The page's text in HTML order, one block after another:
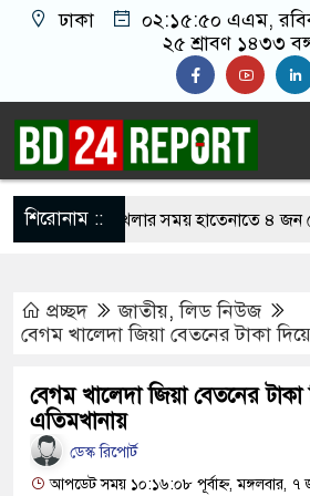
ঢাকা ০২:১৫:৫১ এএম,
২৫ শ্রাবণ ১৪৩৩
শিরোনাম ::
জুয়া খেলার সময় হাতেনাতে ৪ জন
অমায়িক ব্যবহার পান, জানালেন নারী
প্রচ্ছদ জাতীয়,লিড নিউজ
বেগম খালেদা জিয়া বেতনের টাকা
বেগম খালেদা জিয়া বেতনের টাকা
এতিমখানায়
ডেস্ক রিপোর্ট
আপডেট সময় ১০:১৬:০৮ পূর্বাহ্ন, মঙ্গলবার,